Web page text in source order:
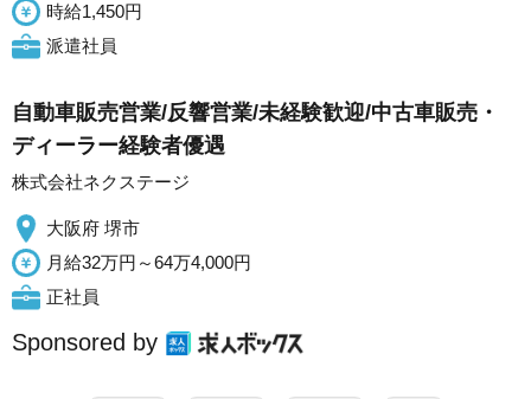
時給1,450円
派遣社員
自動車販売営業/反響営業/未経験歓迎/中古車販売・
ディーラー経験者優遇
株式会社ネクステージ
大阪府 堺市
月給32万円～64万4,000円
正社員
Sponsored by